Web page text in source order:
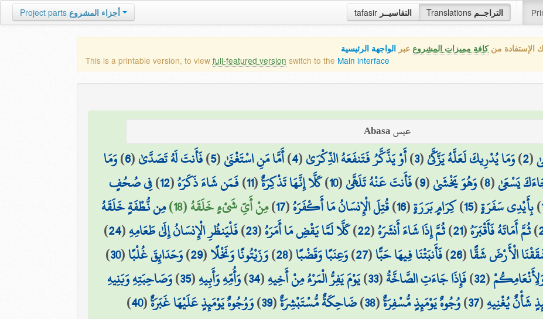
tafasir التفاسيــر Translations التراجــم Project parts أجزاء المشروع
الإستفادة منكافة مميزات المشروع عبر الواجهة الرئيسية
This is a printable version, to view full-featured version switch to the Main interface
عبس Abasa
(
2
)وَمَا يُدْرِيكَ لَعَلَّهُ يَزَّكَّىٰ(
3
)أَوْ يَذَّكَّرُ فَتَنفَعَهُ الذِّكْرَىٰ(
4
)أَمَّا مَنِ اسْتَغْنَىٰ(
5
)فَأَنتَ لَهُ تَصَدَّىٰ(
6
)وَمَا
يَسْعَىٰ(
8
)وَهُوَ يَخْشَىٰ(
9
)فَأَنتَ عَنْهُ تَلَهَّىٰ(
10
)كَلَّا إِنَّهَا تَذْكِرَةٌ(
11
)فَمَن شَاءَ ذَكَرَهُ(
12
)فِي صُحُفٍ
)بِأَيْدِي سَفَرَةٍ(
15
)كِرَامٍ بَرَرَةٍ(
16
)قُتِلَ الْإِنسَانُ مَا أَكْفَرَهُ(
17
)مِنْ أَيِّ شَيْءٍ خَلَقَهُ (18)
مِن نُّطْفَةٍ خَلَقَهُ
)ثُمَّ أَمَاتَهُ فَأَقْبَرَهُ(
21
)ثُمَّ إِذَا شَاءَ أَنشَرَهُ(
22
)كَلَّا لَمَّا يَقْضِ مَا أَمَرَهُ(
23
)فَلْيَنظُرِ الْإِنسَانُ إِلَىٰ طَعَامِهِ(
24
)
الْأَرْضَ شَقًّا(
26
)فَأَنبَتْنَا فِيهَا حَبًّا(
27
)وَعِنَبًا وَقَضْبًا(
28
)وَزَيْتُونًا وَنَخْلًا(
29
)وَحَدَائِقَ غُلْبًا(
30
)
(
32
)فَإِذَا جَاءَتِ الصَّاخَّةُ(
33
)يَوْمَ يَفِرُّ الْمَرْءُ مِنْ أَخِيهِ(
34
)وَأُمِّهِ وَأَبِيهِ(
35
)وَصَاحِبَتِهِ وَبَنِيهِ
شَأْنٌ يُغْنِيهِ(
37
)وُجُوهٌ يَوْمَئِذٍ مُّسْفِرَةٌ(
38
)ضَاحِكَةٌ مُّسْتَبْشِرَةٌ(
39
)وَوُجُوهٌ يَوْمَئِذٍ عَلَيْهَا غَبَرَةٌ(
40
)